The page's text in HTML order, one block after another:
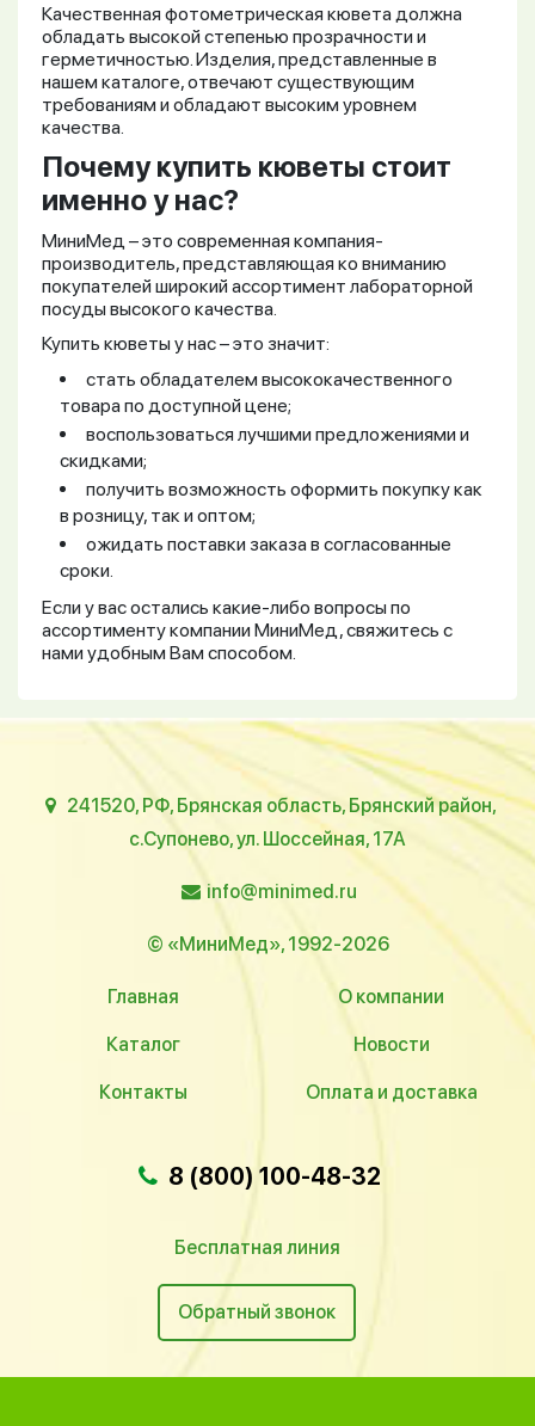
Качественная фотометрическая кювета должна
обладать высокой степенью прозрачности и
герметичностью. Изделия, представленные в
нашем каталоге, отвечают существующим
требованиям и обладают высоким уровнем
качества.
Почему купить кюветы стоит
именно у нас?
МиниМед – это современная компания-
производитель, представляющая ко вниманию
покупателей широкий ассортимент лабораторной
посуды высокого качества.
Купить кюветы у нас – это значит:
стать обладателем высококачественного
товара по доступной цене;
воспользоваться лучшими предложениями и
скидками;
получить возможность оформить покупку как
в розницу, так и оптом;
ожидать поставки заказа в согласованные
сроки.
Если у вас остались какие-либо вопросы по
ассортименту компании МиниМед, свяжитесь с
нами удобным Вам способом.
241520, РФ, Брянская область, Брянский район,
с.Супонево, ул. Шоссейная, 17А
info@minimed.ru
© «МиниМед», 1992-2026
Главная О компании
Каталог Новости
Контакты Оплата и доставка
8 (800) 100-48-32
Бесплатная линия
Обратный звонок